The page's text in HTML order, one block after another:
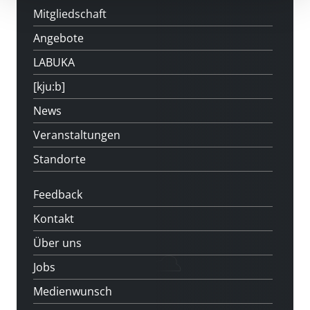
Mitgliedschaft
Angebote
LABUKA
[kju:b]
News
Veranstaltungen
Standorte
Feedback
Kontakt
Über uns
Jobs
Medienwunsch